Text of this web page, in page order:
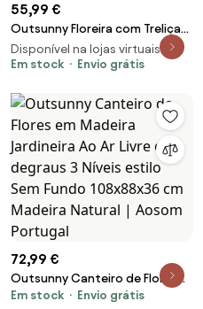
55,99 €
Outsunny Floreira com Treliça
de Madeira para Exterior,
Elevada para Plantas
Madeira | Aosom Portugal
Disponível na lojas virtuais 3
Em stock
Envio grátis
72,99 €
Outsunny Canteiro de Flores
em Madeira Jardineira Ao Ar
Em stock Envio grátis